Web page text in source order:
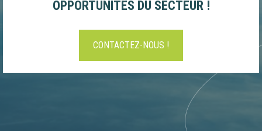
OPPORTUNITÉS DU SECTEUR !
CONTACTEZ-NOUS !